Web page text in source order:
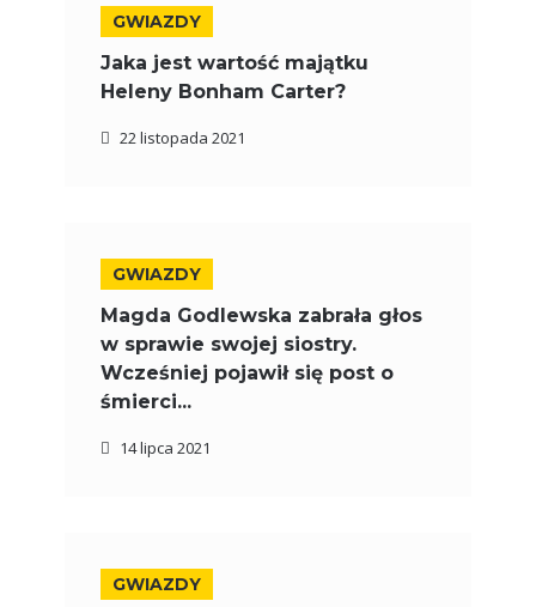
GWIAZDY
Jaka jest wartość majątku
Heleny Bonham Carter?
22 listopada 2021
GWIAZDY
Magda Godlewska zabrała głos
w sprawie swojej siostry.
Wcześniej pojawił się post o
śmierci...
14 lipca 2021
GWIAZDY